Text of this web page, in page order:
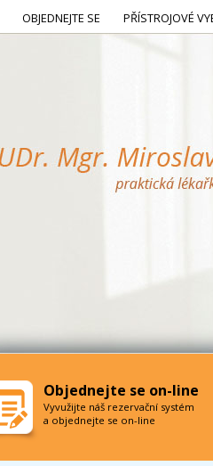
OBJEDNEJTE SE PŘÍSTROJOVÉ
Objednejte se on-line
Vyvužijte náš rezervační systém
a objednejte se on-line